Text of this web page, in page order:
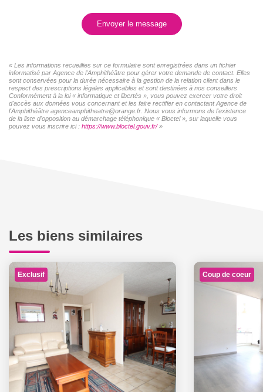
Envoyer le message
« Les informations recueillies sur ce formulaire sont enregistrées dans un fichier
informatisé par Agence de l'Amphithéâtre pour gérer votre demande de contact. Elles
sont conservées pour la durée nécessaire à la gestion de la relation client dans le
respect des prescriptions légales applicables et sont destinées à nos conseillers
Conformément à la loi « informatique et libertés », vous pouvez exercer votre droit
d'accès aux données vous concernant et les faire rectifier en contactant Agence de
l'Amphithéâtre agenceamphitheatre@orange.fr. Nous vous informons de l'existence
de la liste d'opposition au démarchage téléphonique « Bloctel », sur laquelle vous
pouvez vous inscrire ici : https://www.bloctel.gouv.fr/»
Les biens similaires
Exclusif Coup de coeur